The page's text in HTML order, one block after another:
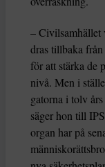
– Civilsamhället
dras tillbaka
för att stärka de
nivå. Men i
gatorna i tolv
säger hon till
organ har på